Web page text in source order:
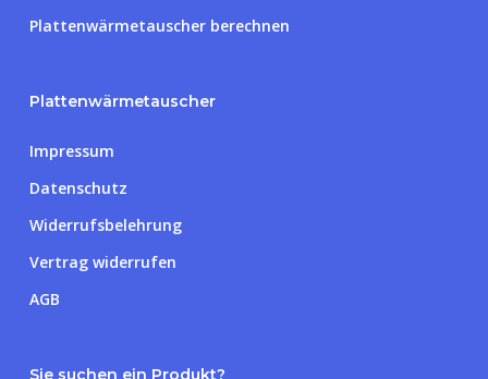
Plattenwärmetauscher berechnen
Plattenwärmetauscher
Impressum
Datenschutz
Widerrufsbelehrung
Vertrag widerrufen
AGB
Sie suchen ein Produkt?